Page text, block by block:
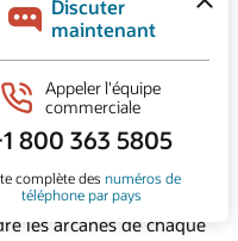
bonne raison à cela :
au cours de
des
de modèles
algorithmes et
contribuent au
nombre d'objectifs
de la prochaine
approfondi, où l'IA
les arcanes de chaque